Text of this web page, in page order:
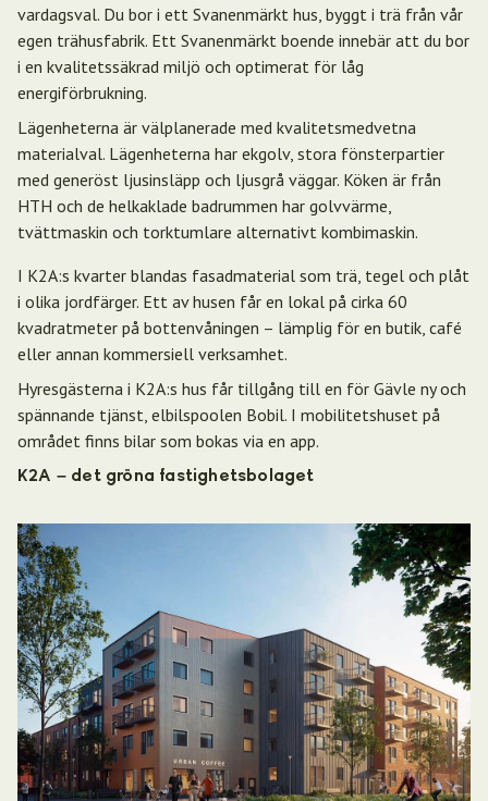
vardagsval. Du bor i ett Svanenmärkt hus, byggt i trä från vår
egen trähusfabrik. Ett Svanenmärkt boende innebär att du bor
i en kvalitetssäkrad miljö och optimerat för låg
energiförbrukning.
Lägenheterna är välplanerade med kvalitetsmedvetna
materialval. Lägenheterna har ekgolv, stora fönsterpartier
med generöst ljusinsläpp och ljusgrå väggar. Köken är från
HTH och de helkaklade badrummen har golvvärme,
tvättmaskin och torktumlare alternativt kombimaskin.
I K2A:s kvarter blandas fasadmaterial som trä, tegel och plåt
i olika jordfärger. Ett av husen får en lokal på cirka 60
kvadratmeter på bottenvåningen – lämplig för en butik, café
eller annan kommersiell verksamhet.
Hyresgästerna i K2A:s hus får tillgång till en för Gävle ny och
spännande tjänst, elbilspoolen Bobil. I mobilitetshuset på
området finns bilar som bokas via en app.
K2A – det gröna fastighetsbolaget